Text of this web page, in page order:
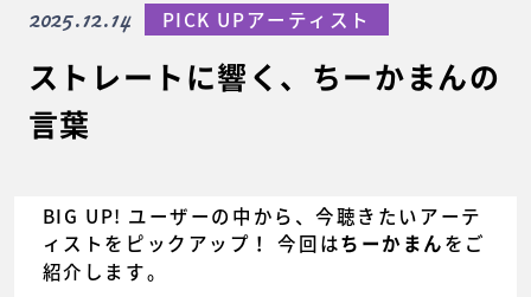
ストレートに響く、ちーかまんの
言葉
2025.12.14 PICK UPアーティスト
BIG UP! ユーザーの中から、今聴きたいアーテ
ィストをピックアップ！ 今回はちーかまん をご
紹介します。